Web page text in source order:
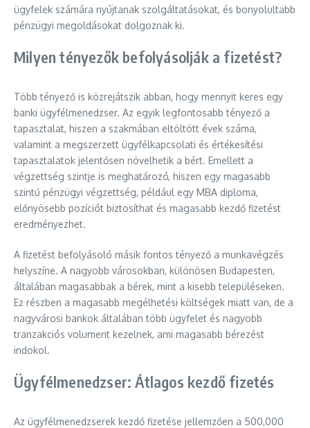
ügyfelek számára nyújtanak szolgáltatásokat, és bonyolultabb
pénzügyi megoldásokat dolgoznak ki.
Milyen tényezők befolyásolják a fizetést?
Több tényező is közrejátszik abban, hogy mennyit keres egy
banki ügyfélmenedzser. Az egyik legfontosabb tényező a
tapasztalat, hiszen a szakmában eltöltött évek száma,
valamint a megszerzett ügyfélkapcsolati és értékesítési
tapasztalatok jelentősen növelhetik a bért. Emellett a
végzettség szintje is meghatározó, hiszen egy magasabb
szintű pénzügyi végzettség, például egy MBA diploma,
előnyösebb pozíciót biztosíthat és magasabb kezdő fizetést
eredményezhet.
A fizetést befolyásoló másik fontos tényező a munkavégzés
helyszíne. A nagyobb városokban, különösen Budapesten,
általában magasabbak a bérek, mint a kisebb településeken.
Ez részben a magasabb megélhetési költségek miatt van, de a
nagyvárosi bankok általában több ügyfelet és nagyobb
tranzakciós volument kezelnek, ami magasabb bérezést
indokol.
Ügyfélmenedzser: Átlagos kezdő fizetés
Az ügyfélmenedzserek kezdő fizetése jellemzően a 500,000